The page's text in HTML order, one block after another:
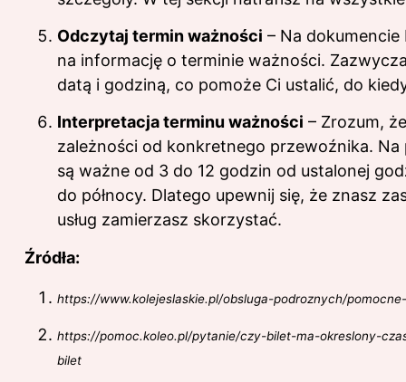
Odczytaj termin ważności – Na
na informację o terminie ważności.
datą i godziną, co pomoże Ci ustalić, do
Interpretacja terminu ważności – Zrozum,
zależności od konkretnego przewoźnika. Na
są ważne od 3 do 12 godzin od ustalonej
do północy. Dlatego upewnij się, że znasz
usług zamierzasz skorzystać.
Źródła:
https://www.kolejeslaskie.pl/obsluga-podroznych/
https://pomoc.koleo.pl/pytanie/czy-bilet-ma-okreslony-
bilet